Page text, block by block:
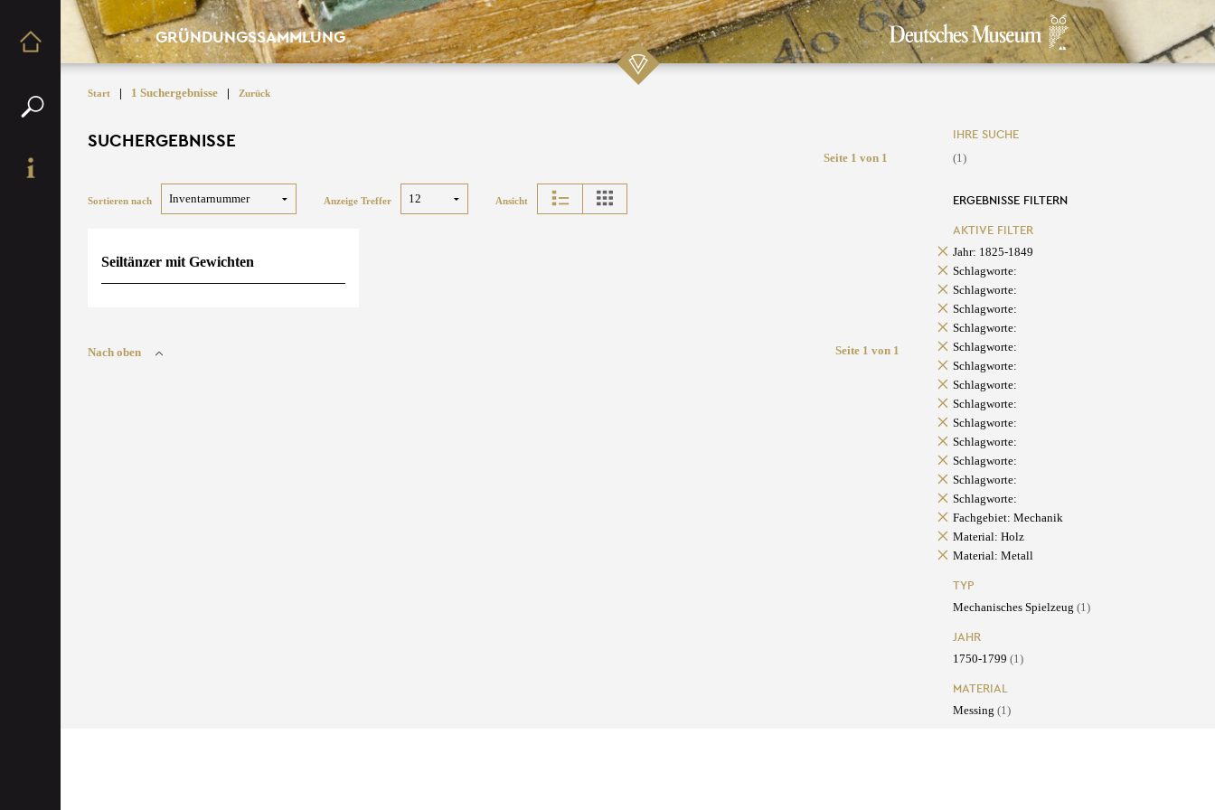
GRÜNDUNGSSAMMLUNG
Start | 1 Suchergebnisse | Zurück
SUCHERGEBNISSE
Seite 1 von 1
Sortieren nach Anzeige Treffer Ansicht
Seiltänzer mit Gewichten
Nach oben Seite 1 von 1
IHRE SUCHE
(1)
ERGEBNISSE FILTERN
AKTIVE FILTER
Jahr: 1825-1849
Schlagworte:
Schlagworte:
Schlagworte:
Schlagworte:
Schlagworte:
Schlagworte:
Schlagworte:
Schlagworte:
Schlagworte:
Schlagworte:
Schlagworte:
Schlagworte:
Schlagworte:
Fachgebiet: Mechanik
Material: Holz
Material: Metall
TYP
Mechanisches Spielzeug (1)
JAHR
1750-1799 (1)
MATERIAL
Messing (1)